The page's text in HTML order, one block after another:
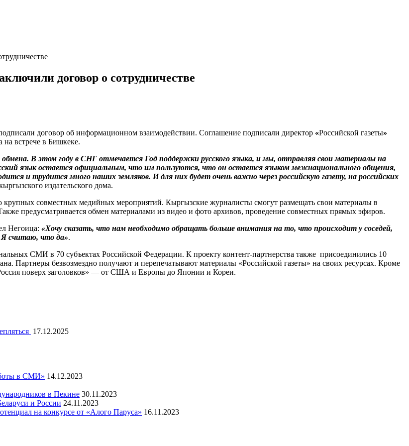
договор о сотрудничестве
договор об информационном взаимодействии. Соглашение подписали директор «Российской газеты»
встрече в Бишкеке.
В этом году в СНГ отмечается Год поддержки русского языка, и мы, отправляя свои материалы на
язык остается официальным, что им пользуются, что он остается языком межнационального общения,
и трудится много наших земляков. И для них будет очень важно через российскую газету, на российских
издательского дома.
совместных медийных мероприятий. Кыргызские журналисты смогут размещать свои материалы в
предусматривается обмен материалами из видео и фото архивов, проведение совместных прямых эфиров.
Негоица: «Хочу сказать, что нам необходимо обращать больше внимания на то, что происходит у соседей,
считаю, что да».
СМИ в 70 субъектах Российской Федерации. К проекту контент-партнерства также присоединились 10
Партнеры безвозмездно получают и перепечатывают материалы «Российской газеты» на своих ресурсах. Кроме
поверх заголовков» — от США и Европы до Японии и Кореи.
17.12.2025
в СМИ» 14.12.2023
в Пекине 30.11.2023
и России 24.11.2023
на конкурсе от «Алого Паруса» 16.11.2023